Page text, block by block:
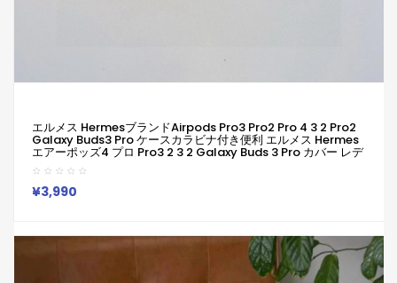
エルメス Hermesブランドairpods Pro3 Pro2 Pro 4 3 2 Pro2
Galaxy Buds3 Pro ケースカラビナ付き便利 エルメス Hermes
エアーポッズ4 プロ Pro3 2 3 2 Galaxy Buds 3 Pro カバー レデ
ィースメンズ 耐衝撃 エルメス Hermesエアーポッズ プロ 2
Airpods 2 3 4 Pro2 Galaxy Buds 2 Buds 2 Pro Galaxy Buds
Liveケース 用
¥3,990